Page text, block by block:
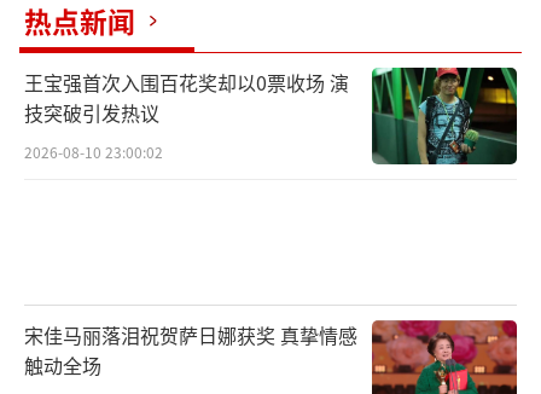
万界宇宙IP的一个开端。若鸿文化将与众多合
作伙伴合作，共同打造丰富多样的跨界故事体
验。通过与文学、游戏、动漫等多领域的IP合
作，若鸿文化将推出更多令人期待的作品，让
宰》真人剧不仅仅是一部娱乐作品，更是展示
中国文化魅力的窗口。
热点新闻
王宝强首次入围百花奖却以0票收场 演
技突破引发热议
2026-08-10 23:00:02
宋佳马丽落泪祝贺萨日娜获奖 真挚情感
触动全场